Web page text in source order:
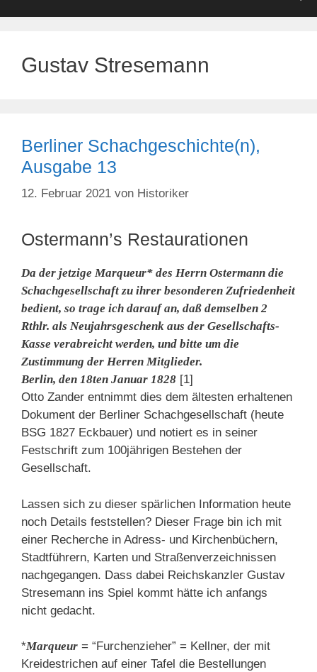
Gustav Stresemann
Berliner Schachgeschichte(n),
Ausgabe 13
12. Februar 2021 von Historiker
Ostermann’s Restaurationen
Da der jetzige Marqueur* des Herrn Ostermann die
Schachgesellschaft zu ihrer besonderen Zufriedenheit
bedient, so trage ich darauf an, daß demselben 2
Rthlr. als Neujahrsgeschenk aus der Gesellschafts-
Kasse verabreicht werden, und bitte um die
Zustimmung der Herren Mitglieder.
Berlin, den 18ten Januar 1828 [1]
Otto Zander entnimmt dies dem ältesten erhaltenen
Dokument der Berliner Schachgesellschaft (heute
BSG 1827 Eckbauer) und notiert es in seiner
Festschrift zum 100jährigen Bestehen der
Gesellschaft.
Lassen sich zu dieser spärlichen Information heute
noch Details feststellen? Dieser Frage bin ich mit
einer Recherche in Adress- und Kirchenbüchern,
Stadtführern, Karten und Straßenverzeichnissen
nachgegangen. Dass dabei Reichskanzler Gustav
Stresemann ins Spiel kommt hätte ich anfangs
nicht gedacht.
*Marqueur = “Furchenzieher” = Kellner, der mit
Kreidestrichen auf einer Tafel die Bestellungen